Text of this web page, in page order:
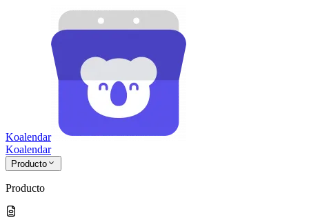
Koalendar
Koalendar
Producto
Producto